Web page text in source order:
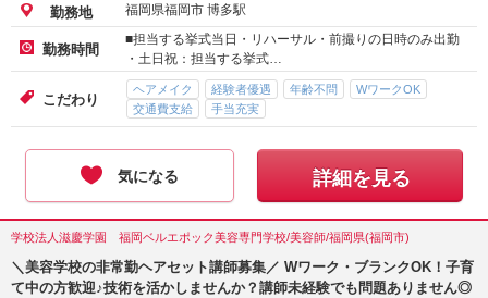
勤務地 福岡県福岡市 博多駅
勤務時間
■担当する挙式当日・リハーサル・前撮りの日時のみ出勤
・土日祝：担当する挙式…
こだわり
ヘアメイク 経験者優遇 年齢不問
WワークOK
交通費支給
手当充実
気になる 詳細を見る
学校法人滋慶学園 福岡ベルエポック美容専門学校/美容師/福岡県(福岡市)
＼美容学校の非常勤ヘアセット講師募集／ Wワーク・ブランクOK！子育
て中の方歓迎♪技術を活かしませんか？講師未経験でも問題ありません◎